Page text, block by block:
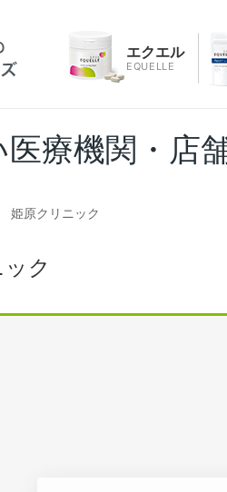
エクエル
EQUELLE
医療機関・店
姫原クリニック
ク